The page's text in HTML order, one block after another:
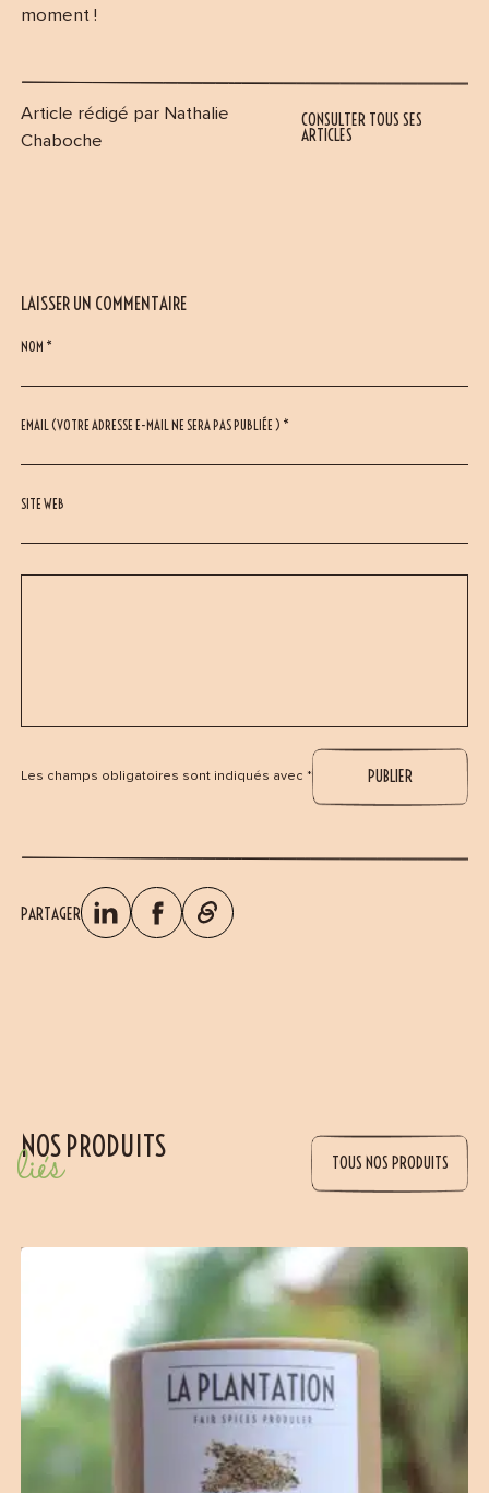
moment !
Article rédigé par Nathalie
Chaboche
CONSULTER TOUS SES
ARTICLES
LAISSER UN COMMENTAIRE
NOM *
EMAIL (VOTRE ADRESSE E-MAIL NE SERA PAS PUBLIÉE ) *
SITE WEB
Les champs obligatoires sont indiqués avec *
PARTAGER
NOS PRODUITS
liés TOUS NOS PRODUITS